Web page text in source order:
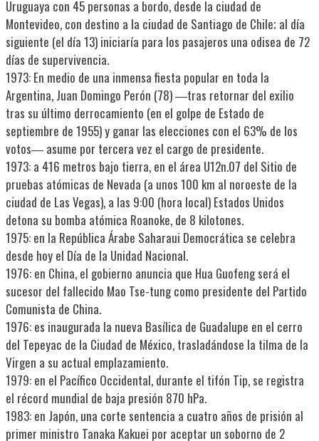
Uruguaya con 45 personas a bordo, desde la ciudad de
Montevideo, con destino a la ciudad de Santiago de Chile; al día
siguiente (el día 13) iniciaría para los pasajeros una odisea de 72
días de supervivencia.
1973: En medio de una inmensa fiesta popular en toda la
Argentina, Juan Domingo Perón (78) ―tras retornar del exilio
tras su último derrocamiento (en el golpe de Estado de
septiembre de 1955) y ganar las elecciones con el 63% de los
votos― asume por tercera vez el cargo de presidente.
1973: a 416 metros bajo tierra, en el área U12n.07 del Sitio de
pruebas atómicas de Nevada (a unos 100 km al noroeste de la
ciudad de Las Vegas), a las 9:00 (hora local) Estados Unidos
detona su bomba atómica Roanoke, de 8 kilotones.
1975: en la República Árabe Saharaui Democrática se celebra
desde hoy el Día de la Unidad Nacional.
1976: en China, el gobierno anuncia que Hua Guofeng será el
sucesor del fallecido Mao Tse-tung como presidente del Partido
Comunista de China.
1976: es inaugurada la nueva Basílica de Guadalupe en el cerro
del Tepeyac de la Ciudad de México, trasladándose la tilma de la
Virgen a su actual emplazamiento.
1979: en el Pacífico Occidental, durante el tifón Tip, se registra
el récord mundial de baja presión 870 hPa.
1983: en Japón, una corte sentencia a cuatro años de prisión al
primer ministro Tanaka Kakuei por aceptar un soborno de 2